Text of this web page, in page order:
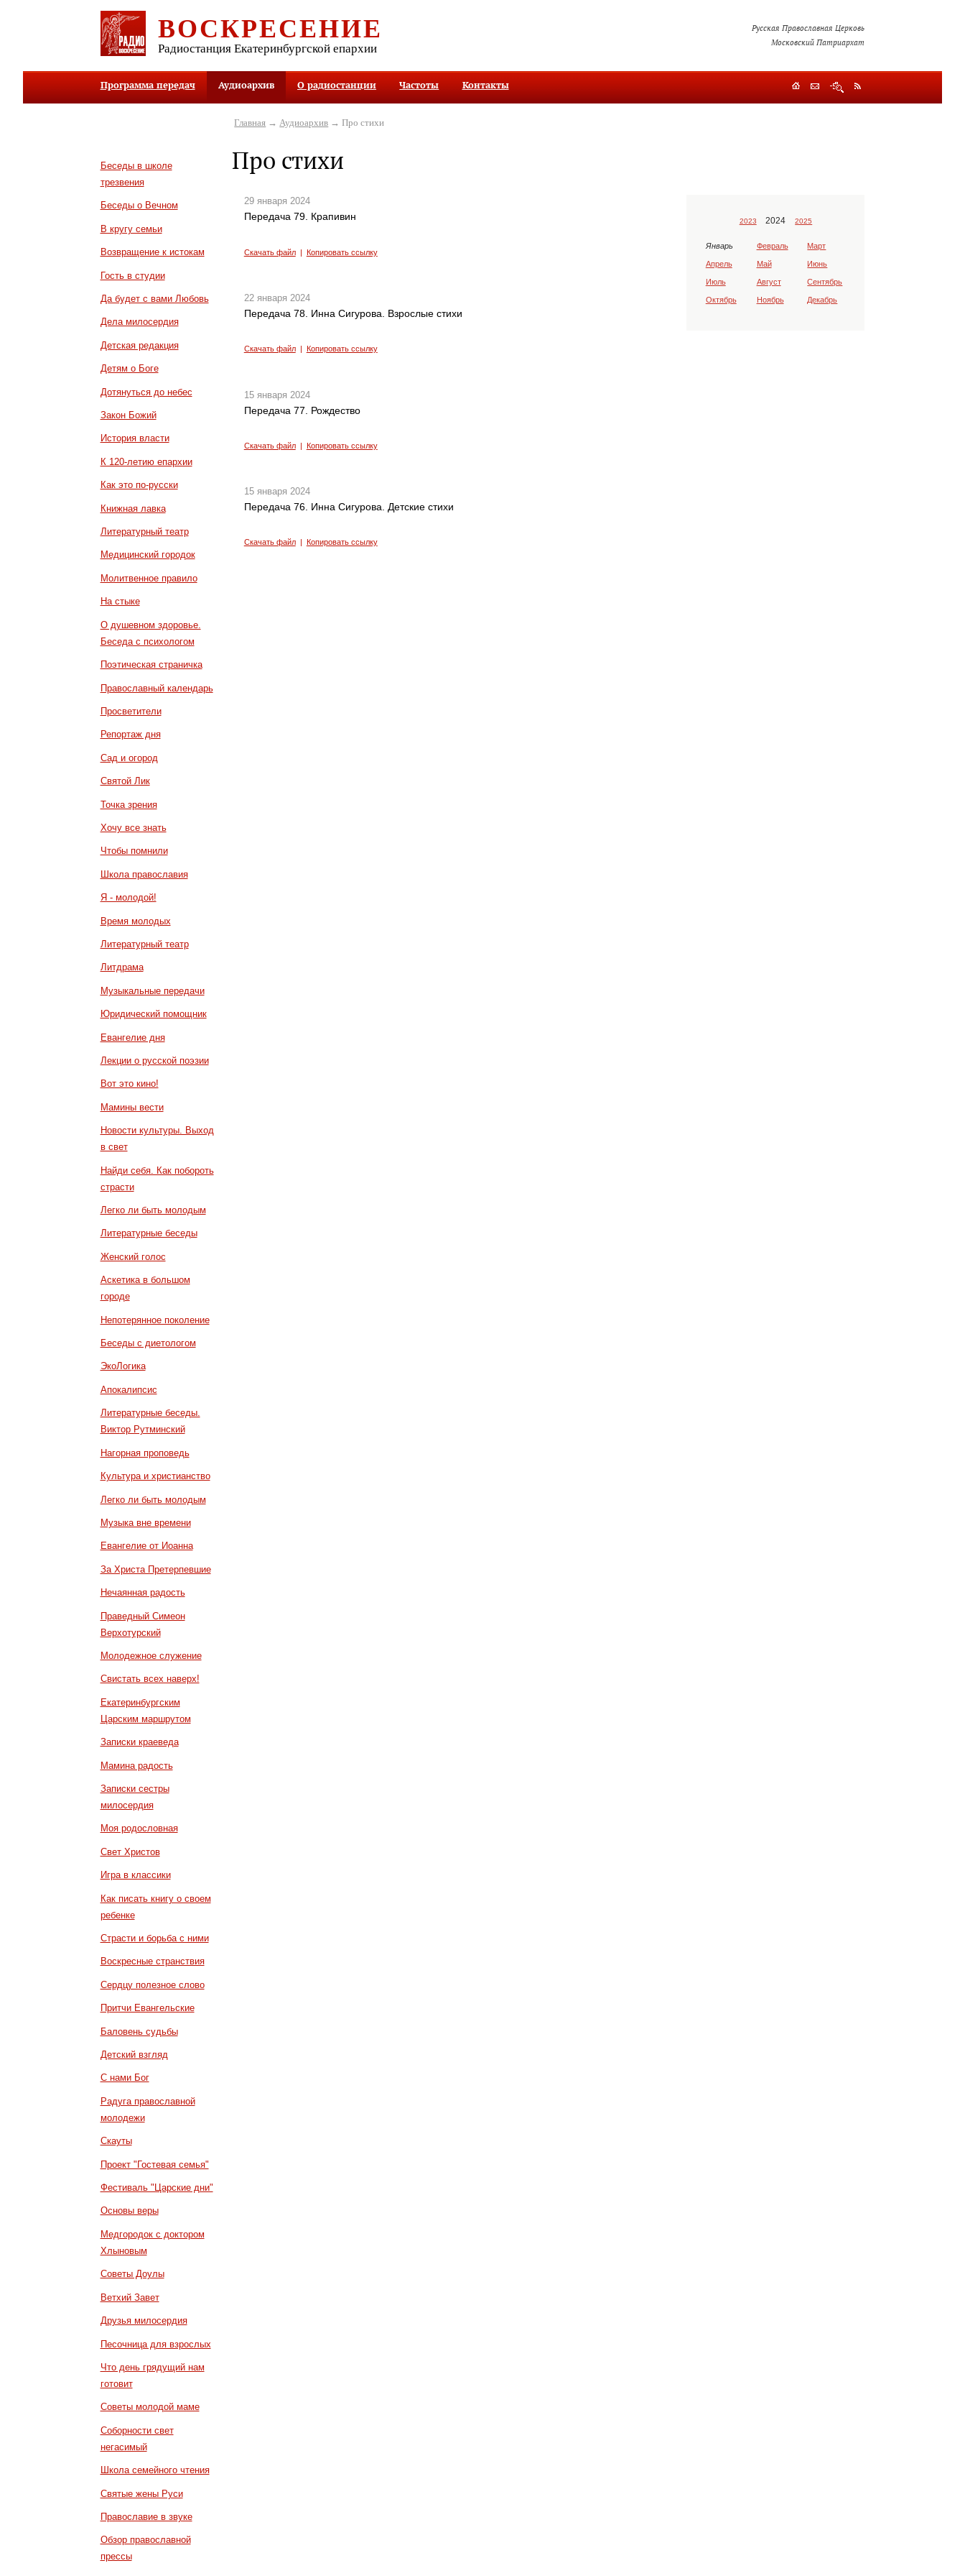
ВОСКРЕСЕНИЕ
Радиостанция Екатеринбургской епархии
Русская Православная Церковь
Московский Патриархат
Программа передач Аудиоархив О радиостанции Частоты Контакты
Беседы в школе
трезвения
Беседы о Вечном
В кругу семьи
Возвращение к истокам
Гость в студии
Да будет с вами Любовь
Дела милосердия
Детская редакция
Детям о Боге
Дотянуться до небес
Закон Божий
История власти
К 120-летию епархии
Как это по-русски
Книжная лавка
Литературный театр
Медицинский городок
Молитвенное правило
На стыке
О душевном здоровье.
Беседа с психологом
Поэтическая страничка
Православный календарь
Просветители
Репортаж дня
Сад и огород
Святой Лик
Точка зрения
Хочу все знать
Чтобы помнили
Школа православия
Я - молодой!
Время молодых
Литературный театр
Литдрама
Музыкальные передачи
Юридический помощник
Евангелие дня
Лекции о русской поэзии
Вот это кино!
Мамины вести
Новости культуры. Выход
в свет
Найди себя. Как побороть
страсти
Легко ли быть молодым
Литературные беседы
Женский голос
Аскетика в большом
городе
Непотерянное поколение
Беседы с диетологом
ЭкоЛогика
Апокалипсис
Литературные беседы.
Виктор Рутминский
Нагорная проповедь
Культура и христианство
Легко ли быть молодым
Музыка вне времени
Евангелие от Иоанна
За Христа Претерпевшие
Нечаянная радость
Праведный Симеон
Верхотурский
Молодежное служение
Свистать всех наверх!
Екатеринбургским
Царским маршрутом
Записки краеведа
Мамина радость
Записки сестры
милосердия
Моя родословная
Свет Христов
Игра в классики
Как писать книгу о своем
ребенке
Страсти и борьба с ними
Воскресные странствия
Сердцу полезное слово
Притчи Евангельские
Баловень судьбы
Детский взгляд
С нами Бог
Радуга православной
молодежи
Скауты
Проект "Гостевая семья"
Фестиваль "Царские дни"
Основы веры
Медгородок с доктором
Хлыновым
Советы Доулы
Ветхий Завет
Друзья милосердия
Песочница для взрослых
Что день грядущий нам
готовит
Советы молодой маме
Соборности свет
негасимый
Школа семейного чтения
Святые жены Руси
Православие в звуке
Обзор православной
прессы
Главная → Аудиоархив → Про стихи
Про стихи
29 января 2024
Передача 79. Крапивин
Скачать файл| Копировать ссылку
22 января 2024
Передача 78. Инна Сигурова. Взрослые стихи
Скачать файл| Копировать ссылку
15 января 2024
Передача 77. Рождество
Скачать файл| Копировать ссылку
15 января 2024
Передача 76. Инна Сигурова. Детские стихи
Скачать файл| Копировать ссылку
2023 2024 2025
Январь Февраль Март
Апрель Май Июнь
Июль Август Сентябрь
Октябрь Ноябрь Декабрь